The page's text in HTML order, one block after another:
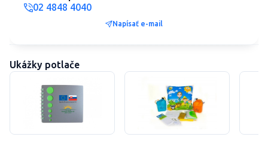
02 4848 4040
Napísať e-mail
Ukážky potlače